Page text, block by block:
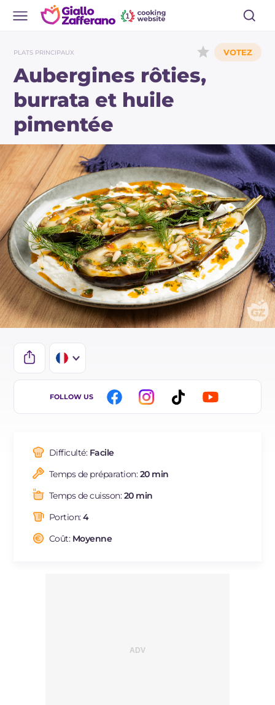
PLATS PRINCIPAUX
Aubergines rôties,
burrata et huile
pimentée
IT
ES
NL
BR
FOLLOW US
Difficulté: Facile
Temps de préparation:20 min
Temps de cuisson:20 min
Portion:4
Coût: Moyenne